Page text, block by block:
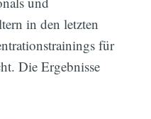
in den letzten
für
Die Ergebnisse